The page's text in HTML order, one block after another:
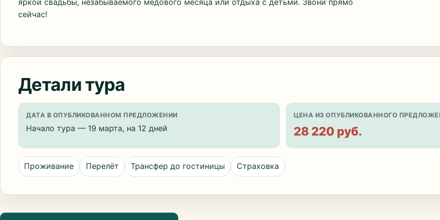
яркой свадьбы, незабываемого медового месяца или отдыха с детьми. Звони прямо
сейчас!
Детали тура
ДАТА В ОПУБЛИКОВАННОМ ПРЕДЛОЖЕНИИ
Начало тура — 19 марта, на 12 дней
ЦЕНА ИЗ ОПУБЛИКОВАННОГО
28 220 руб.
Проживание Перелёт Трансфер до гостиницы Страховка